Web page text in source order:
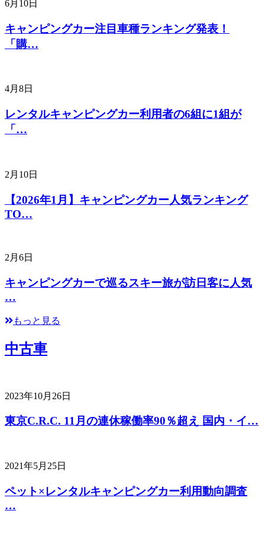
6月10日
キャンピングカー注目車種ランキング発表！
「購…
4月8日
レンタルキャンピングカー利用者の6組に1組が
「…
2月10日
【2026年1月】キャンピングカー人気ランキング
TO…
2月6日
キャンピングカーで巡るスキー旅が訪日客に人気
…
もっと見る
中古車
2023年10月26日
東京C.R.C. 11月の連休稼働率90％超え 国内・イ…
2021年5月25日
ペット×レンタルキャンピングカー利用動向調査
…